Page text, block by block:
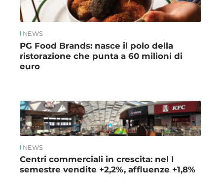
NEWS
PG Food Brands: nasce il polo della
ristorazione che punta a 60 milioni di
euro
NEWS
Centri commerciali in crescita: nel I
semestre vendite +2,2%, affluenze +1,8%